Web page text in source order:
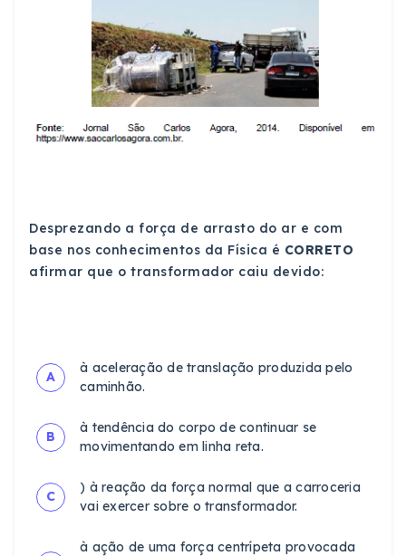
Desprezando a força de arrasto do ar e com
base nos conhecimentos da Física é CORRETO
afirmar que o transformador caiu devido:
A
à aceleração de translação produzida pelo
caminhão.
B
à tendência do corpo de continuar se
movimentando em linha reta.
C
) à reação da força normal que a carroceria
vai exercer sobre o transformador.
à ação de uma força centrípeta provocada